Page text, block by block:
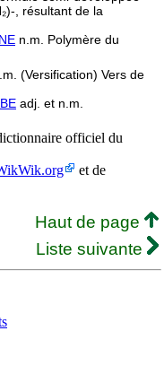
, résultant de la
n.m. Polymère du
(Versification) Vers de
adj. et n.m.
officiel du
et de
Haut de page
Liste suivante